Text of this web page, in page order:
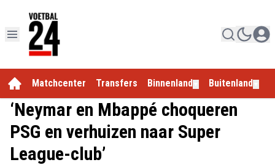
Matchcenter Transfers Binnenland Buitenland
‘Neymar en Mbappé choqueren
PSG en verhuizen naar Super
League-club’